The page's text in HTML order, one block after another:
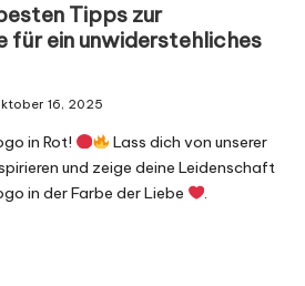
Tipps zur
für ein unwiderstehliches
16, 2025
in Rot!
Lass dich von unserer
und zeige deine Leidenschaft
in der Farbe der Liebe
.